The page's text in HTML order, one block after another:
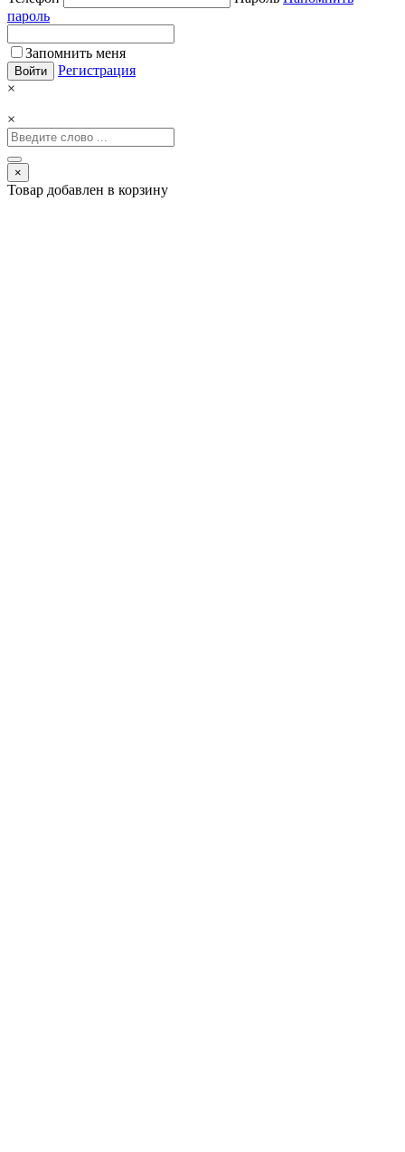
пароль
Запомнить меня
Регистрация
×
×
×
Товар добавлен в корзину